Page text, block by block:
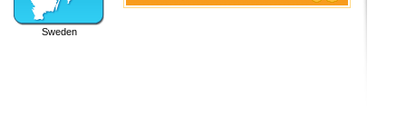
Sweden
Uppsala